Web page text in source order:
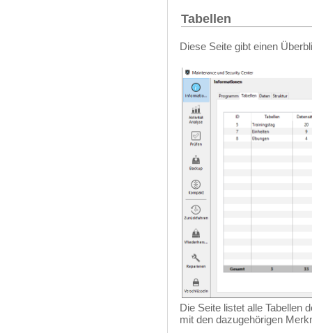
Tabellen
Diese Seite gibt einen
Die Seite listet alle Tabellen
mit den dazugehörigen